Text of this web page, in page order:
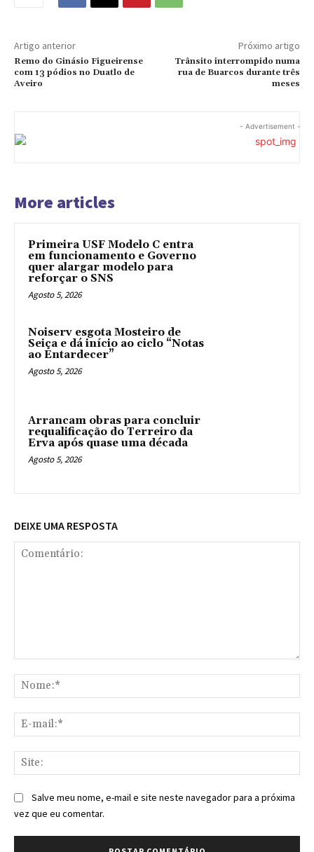
Artigo anterior
Remo do Ginásio Figueirense
com 13 pódios no Duatlo de
Aveiro
Próximo artigo
Trânsito interrompido numa
rua de Buarcos durante três
meses
- Advertisement -
More articles
Primeira USF Modelo C entra
em funcionamento e Governo
quer alargar modelo para
reforçar o SNS
Agosto 5, 2026
Noiserv esgota Mosteiro de
Seiça e dá início ao ciclo “Notas
ao Entardecer”
Agosto 5, 2026
Arrancam obras para concluir
requalificação do Terreiro da
Erva após quase uma década
Agosto 5, 2026
DEIXE UMA RESPOSTA
Salve meu nome, e-mail e site neste navegador para a próxima
vez que eu comentar.